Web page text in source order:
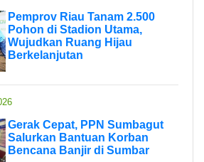
Pemprov Riau Tanam 2.500
Pohon di Stadion Utama,
Wujudkan Ruang Hijau
Berkelanjutan
Gerak Cepat, PPN Sumbagut
Salurkan Bantuan Korban
Bencana Banjir di Sumbar